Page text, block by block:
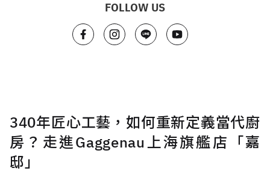
FOLLOW US
340年匠心工藝，如何重新定義當代廚
房？走進Gaggenau上海旗艦店「嘉
邸」